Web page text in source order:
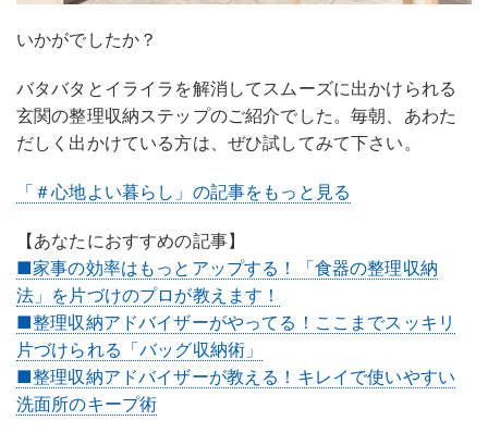
いかがでしたか？
バタバタとイライラを解消してスムーズに出かけられる
玄関の整理収納ステップのご紹介でした。毎朝、あわた
だしく出かけている方は、ぜひ試してみて下さい。
「＃心地よい暮らし」の記事をもっと見る
【あなたにおすすめの記事】
■家事の効率はもっとアップする！「食器の整理収納
法」を片づけのプロが教えます！
■整理収納アドバイザーがやってる！ここまでスッキリ
片づけられる「バッグ収納術」
■整理収納アドバイザーが教える！キレイで使いやすい
洗面所のキープ術